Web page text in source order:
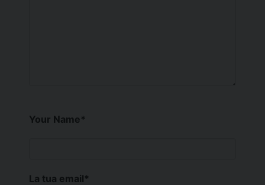
Your Name*
La tua email*